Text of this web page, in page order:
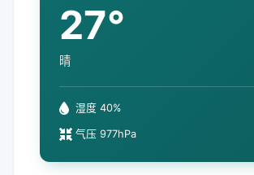
27°
晴
湿度 40%
气压 977hPa